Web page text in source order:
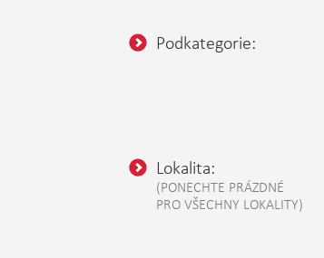
Podkategorie:
Lokalita:
(PONECHTE PRÁZDNÉ
PRO VŠECHNY LOKALITY)